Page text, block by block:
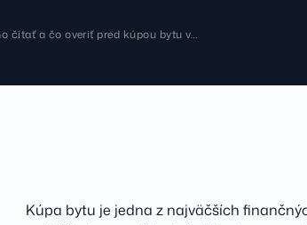
čítať a čo overiť pred kúpou bytu v…
Kúpa bytu je jedna z najväčších